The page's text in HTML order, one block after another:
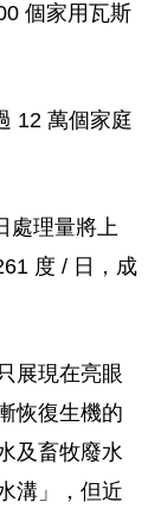
個家用瓦斯
12 萬個家庭
處理量將上
度 / 日，成
展現在亮眼
恢復生機的
及畜牧廢水
溝」，但近